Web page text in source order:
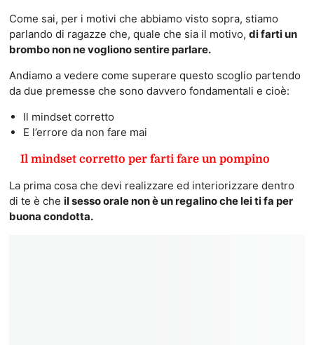
Come sai, per i motivi che abbiamo visto sopra, stiamo
parlando di ragazze che, quale che sia il motivo, di farti un
brombo non ne vogliono sentire parlare.
Andiamo a vedere come superare questo scoglio partendo
da due premesse che sono davvero fondamentali e cioè:
Il mindset corretto
E l’errore da non fare mai
Il mindset corretto per farti fare un pompino
La prima cosa che devi realizzare ed interiorizzare dentro
di te è che il sesso orale non è un regalino che lei ti fa per
buona condotta.